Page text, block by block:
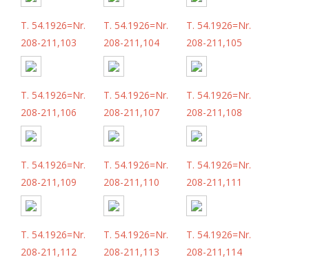
T. 54.1926=Nr.
208-211,103
T. 54.1926=Nr.
208-211,104
T. 54.1926=Nr.
208-211,105
T. 54.1926=Nr.
208-211,106
T. 54.1926=Nr.
208-211,107
T. 54.1926=Nr.
208-211,108
T. 54.1926=Nr.
208-211,109
T. 54.1926=Nr.
208-211,110
T. 54.1926=Nr.
208-211,111
T. 54.1926=Nr.
208-211,112
T. 54.1926=Nr.
208-211,113
T. 54.1926=Nr.
208-211,114